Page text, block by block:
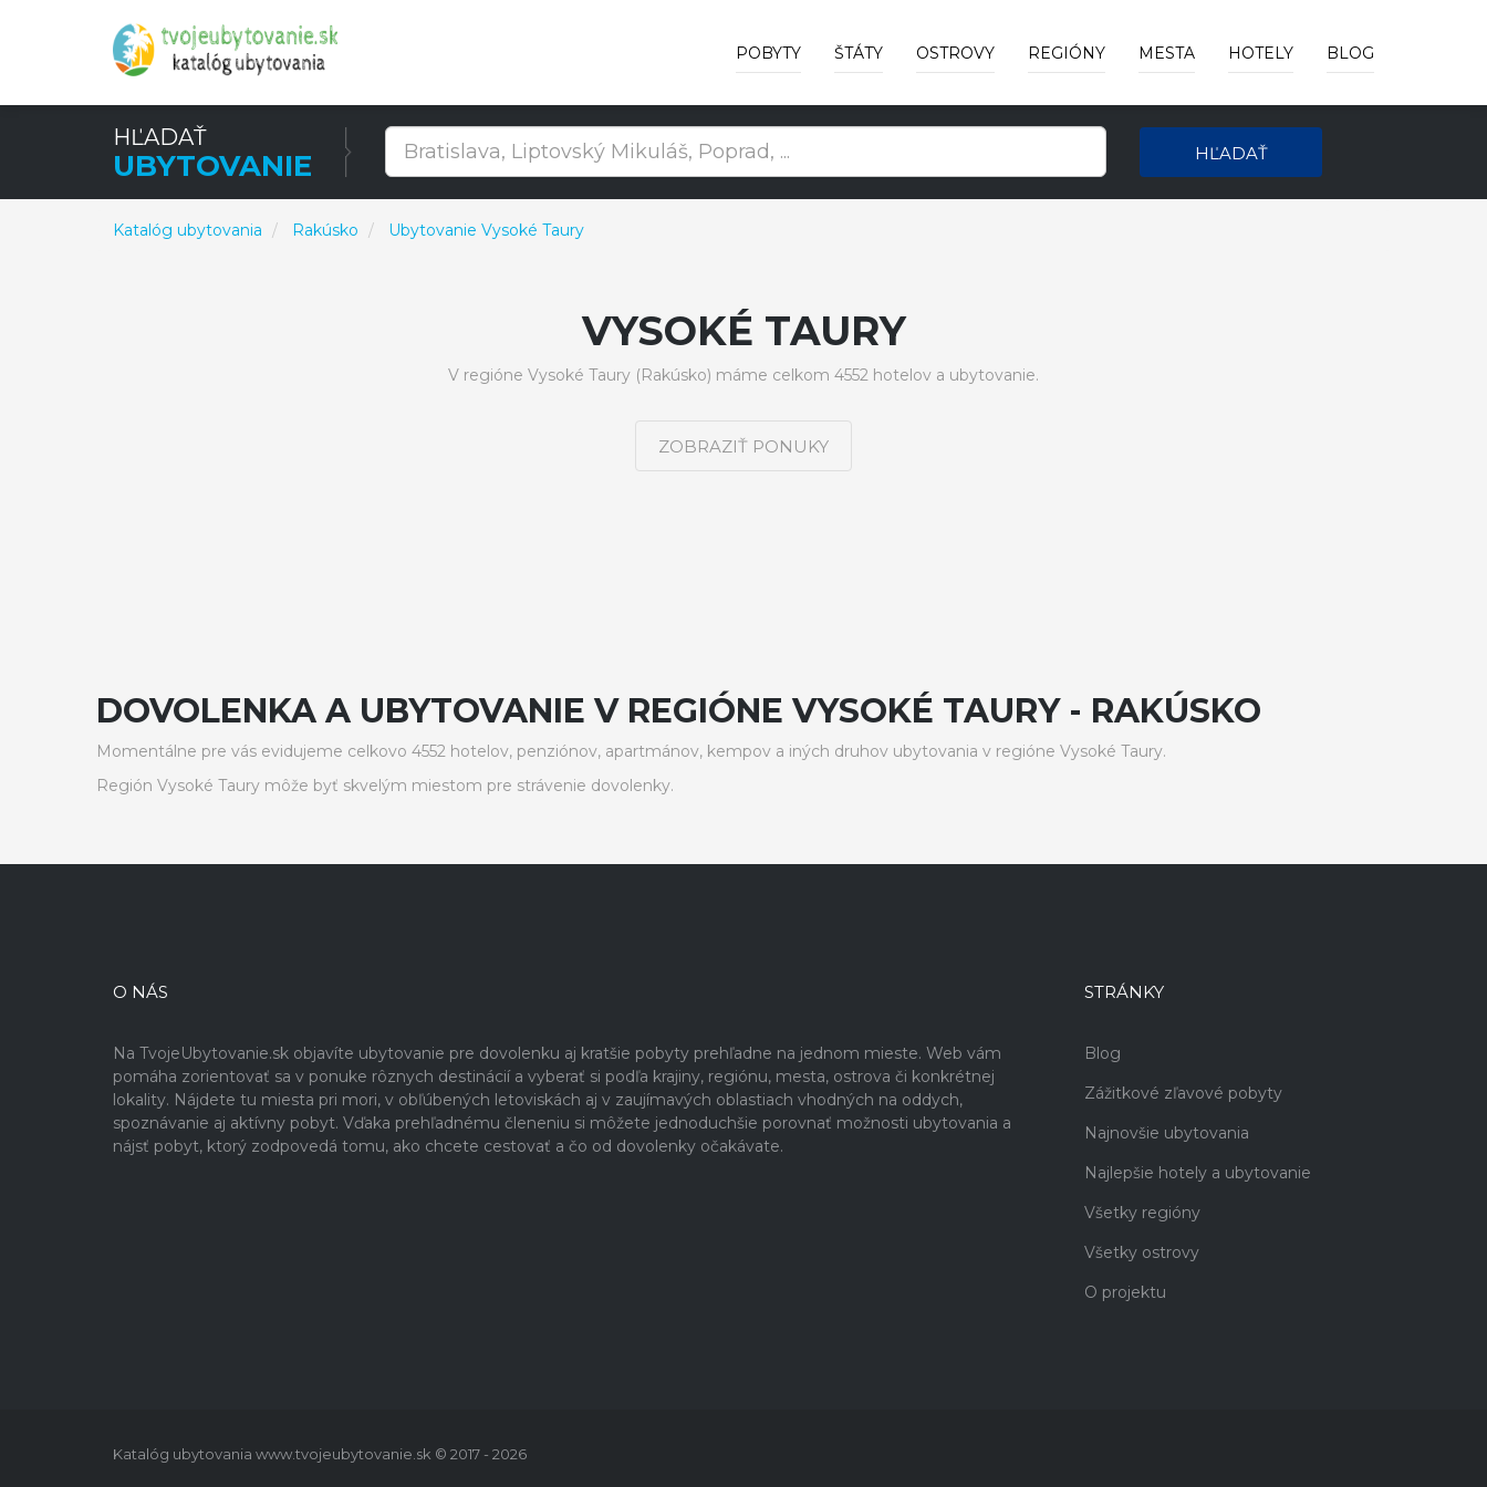
POBYTY ŠTÁTY OSTROVY REGIÓNY MESTA HOTELY BLOG
HĽADAŤ
UBYTOVANIE HĽADAŤ
Katalóg ubytovania Rakúsko Ubytovanie Vysoké Taury
VYSOKÉ TAURY
V regióne Vysoké Taury (Rakúsko) máme celkom 4552 hotelov a ubytovanie.
ZOBRAZIŤ PONUKY
DOVOLENKA A UBYTOVANIE V REGIÓNE VYSOKÉ TAURY - RAKÚSKO
Momentálne pre vás evidujeme celkovo 4552 hotelov, penziónov, apartmánov, kempov a iných druhov ubytovania v regióne Vysoké Taury.
Región Vysoké Taury môže byť skvelým miestom pre strávenie dovolenky.
O NÁS
Na TvojeUbytovanie.sk objavíte ubytovanie pre dovolenku aj kratšie pobyty prehľadne na jednom mieste. Web vám
pomáha zorientovať sa v ponuke rôznych destinácií a vyberať si podľa krajiny, regiónu, mesta, ostrova či konkrétnej
lokality. Nájdete tu miesta pri mori, v obľúbených letoviskách aj v zaujímavých oblastiach vhodných na oddych,
spoznávanie aj aktívny pobyt. Vďaka prehľadnému členeniu si môžete jednoduchšie porovnať možnosti ubytovania a
nájsť pobyt, ktorý zodpovedá tomu, ako chcete cestovať a čo od dovolenky očakávate.
STRÁNKY
Blog
Zážitkové zľavové pobyty
Najnovšie ubytovania
Najlepšie hotely a ubytovanie
Všetky regióny
Všetky ostrovy
O projektu
Katalóg ubytovania www.tvojeubytovanie.sk © 2017 - 2026